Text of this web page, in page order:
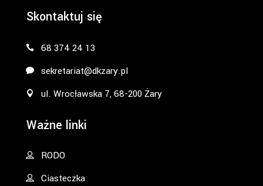
Skontaktuj się
68 374 24 13
sekretariat@dkzary.pl
ul. Wrocławska 7, 68-200 Żary
Ważne linki
RODO
Ciasteczka